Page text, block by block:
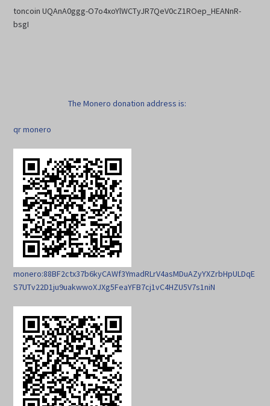
toncoin UQAnA0ggg-O7o4xoYlWCTyJR7QeV0cZ1ROep_HEANnR-
bsgI
The Monero donation address is:
qr monero
monero:88BF2ctx37b6kyCAWf3YmadRLrV4asMDuAZyYXZrbHpULDqE
S7UTv22D1ju9uakwwoXJXg5FeaYFB7cj1vC4HZU5V7s1niN